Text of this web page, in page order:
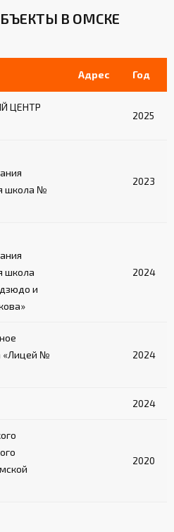
В ОМСКЕ
Адрес Год
ЦЕНТР
2025
школа №
2023
школа
и
2024
«Лицей №
2024
2024
2020